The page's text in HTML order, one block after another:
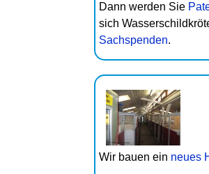
Dann werden Sie
sich
Sachspenden.
Wir bauen ein neues